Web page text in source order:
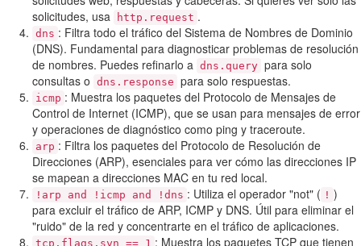
solicitudes, usa
http.request .
dns : Filtra todo el tráfico del Sistema de Nombres de Dominio
(DNS). Fundamental para diagnosticar problemas de resolución
de nombres. Puedes refinarlo a dns.query para solo
consultas o dns.response para solo respuestas.
icmp : Muestra los paquetes del Protocolo de Mensajes de
Control de Internet (ICMP), que se usan para mensajes de error
y operaciones de diagnóstico como ping y traceroute.
arp : Filtra los paquetes del Protocolo de Resolución de
Direcciones (ARP), esenciales para ver cómo las direcciones IP
se mapean a direcciones MAC en tu red local.
!arp and !icmp and !dns : Utiliza el operador "not" ( ! )
para excluir el tráfico de ARP, ICMP y DNS. Útil para eliminar el
"ruido" de la red y concentrarte en el tráfico de aplicaciones.
tcp.flags.syn == 1 : Muestra los paquetes TCP que tienen